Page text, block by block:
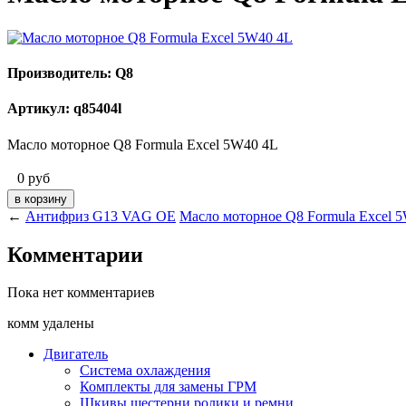
Производитель: Q8
Артикул: q85404l
Масло моторное Q8 Formula Excel 5W40 4L
0 руб
← Антифриз G13 VAG OE Масло моторное Q8 Formula Excel
Комментарии
Пока нет комментариев
комм удалены
Двигатель
Система охлаждения
Комплекты для замены ГРМ